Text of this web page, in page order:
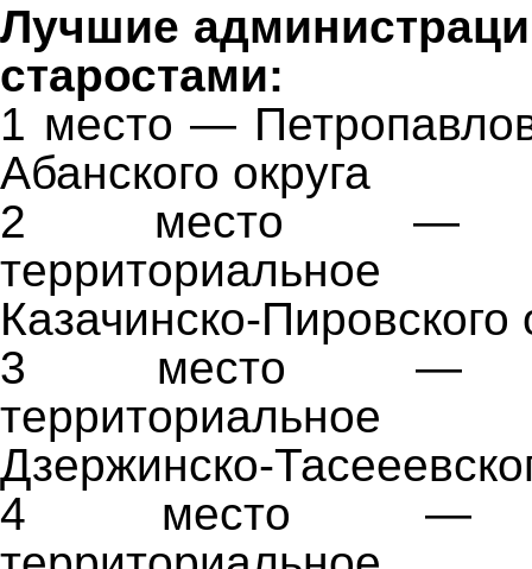
Лучшие
старостами:
1 место —
Абанского округа
2 место —
территориальное
Казачинско-Пировского
3 место —
территориальное
Дзержинско-
4 место —